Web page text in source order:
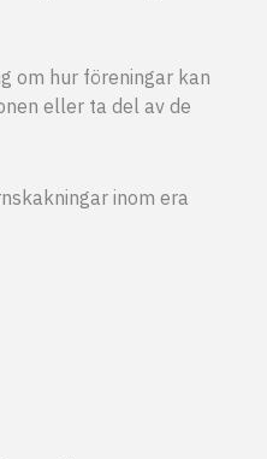
om hur föreningar kan
eller ta del av de
inom era